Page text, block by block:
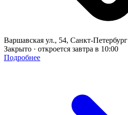
Варшавская ул., 54, Санкт-Петербург
Закрыто · откроется завтра в 10:00
Подробнее